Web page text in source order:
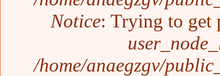
Notice: Trying to get
/home/anaegzgv/